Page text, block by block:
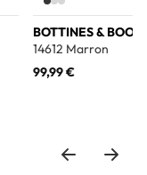
BOTTINES &
14612 Marron
99,99 €